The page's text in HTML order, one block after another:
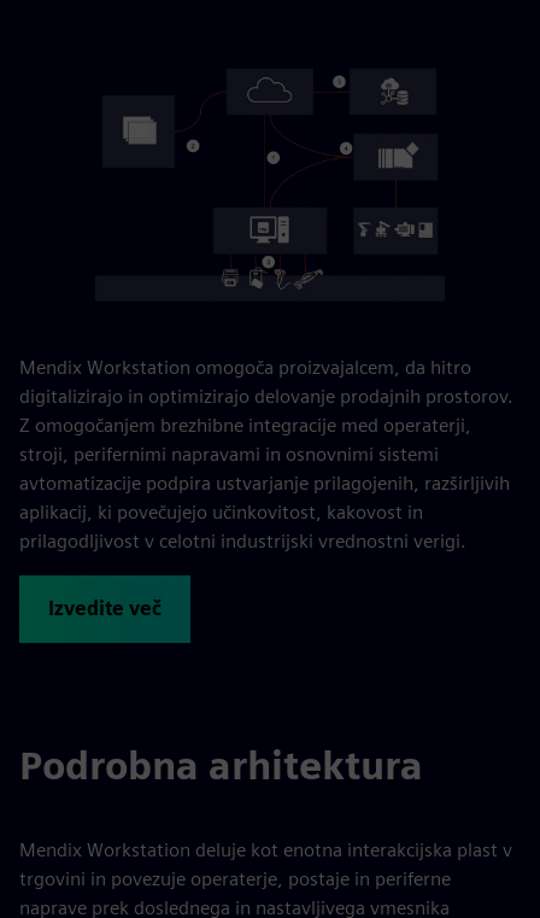
Mendix Workstation omogoča proizvajalcem, da hitro
digitalizirajo in optimizirajo delovanje prodajnih prostorov.
Z omogočanjem brezhibne integracije med operaterji,
stroji, perifernimi napravami in osnovnimi sistemi
avtomatizacije podpira ustvarjanje prilagojenih, razširljivih
aplikacij, ki povečujejo učinkovitost, kakovost in
prilagodljivost v celotni industrijski vrednostni verigi.
Izvedite več
Podrobna arhitektura
Mendix Workstation deluje kot enotna interakcijska plast v
trgovini in povezuje operaterje, postaje in periferne
naprave prek doslednega in nastavljivega vmesnika